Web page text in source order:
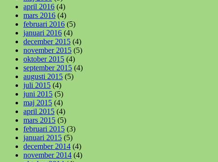
april 2016 (4)
mars 2016 (4)
februari 2016 (5)
januari 2016 (4)
december 2015 (4)
november 2015 (5)
oktober 2015 (4)
september 2015 (4)
augusti 2015 (5)
juli 2015 (4)
juni 2015 (5)
maj 2015 (4)
april 2015 (4)
mars 2015 (5)
februari 2015 (3)
januari 2015 (5)
december 2014 (4)
november 2014 (4)